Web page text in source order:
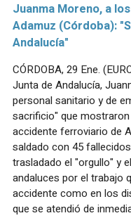
Juanma Moreno, a
Adamuz (Córdoba):
Andalucía"
CÓRDOBA, 29 Ene.
Junta de Andalucía,
personal sanitario y de
sacrificio" que
accidente ferroviario de
saldado con 45
trasladado el "orgullo" y
andaluces por el trabajo
accidente como en los
que se atendió de